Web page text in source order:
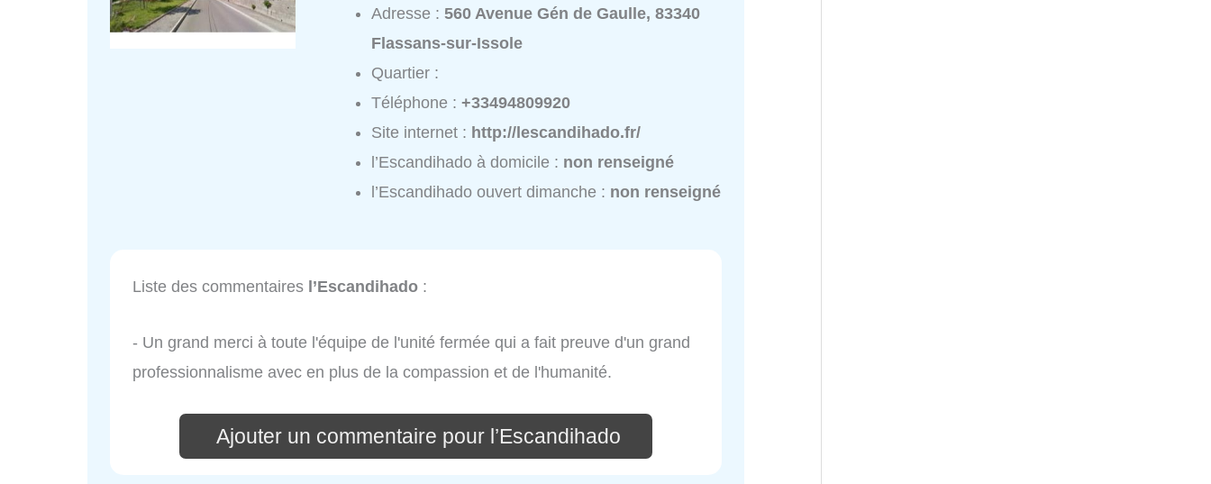
Adresse :560 Avenue Gén de Gaulle, 83340
Flassans-sur-Issole
Quartier :
Téléphone :+33494809920
Site internet : http://lescandihado.fr/
l’Escandihado à domicile : non renseigné
l’Escandihado ouvert dimanche : non renseigné
Liste des commentaires l’Escandihado :
- Un grand merci à toute l'équipe de l'unité fermée qui a fait preuve d'un grand
professionnalisme avec en plus de la compassion et de l'humanité.
Ajouter un commentaire pour l’Escandihado